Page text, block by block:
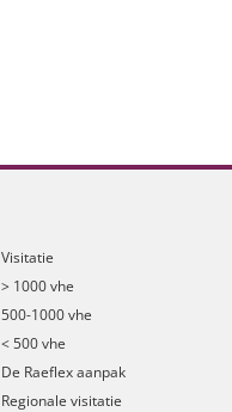
Visitatie
> 1000 vhe
500-1000 vhe
< 500 vhe
De Raeflex aanpak
Regionale visitatie